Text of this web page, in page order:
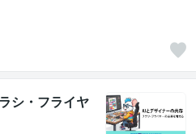
シ・フライヤ